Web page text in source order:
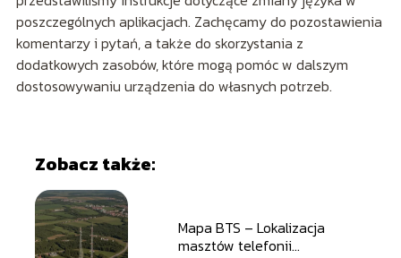
poszczególnych aplikacjach. Zachęcamy do pozostawienia
komentarzy i pytań, a także do skorzystania z
dodatkowych zasobów, które mogą pomóc w dalszym
dostosowywaniu urządzenia do własnych potrzeb.
Zobacz także:
Mapa BTS – Lokalizacja
masztów telefonii